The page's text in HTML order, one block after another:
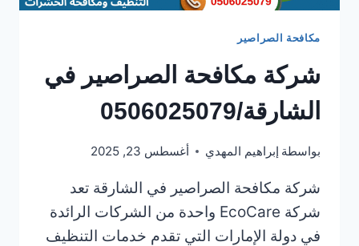
مكافحة الصراصير
شركة مكافحة الصراصير في
الشارقة/0506025079
بواسطة إبراهيم المهدي أغسطس 23, 2025
شركة مكافحة الصراصير في الشارقة تعد
شركة EcoCare واحدة من الشركات الرائدة
في دولة الإمارات التي تقدم خدمات التنظيف